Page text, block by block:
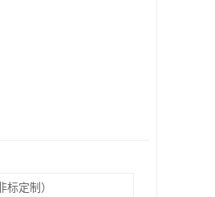
标定制）